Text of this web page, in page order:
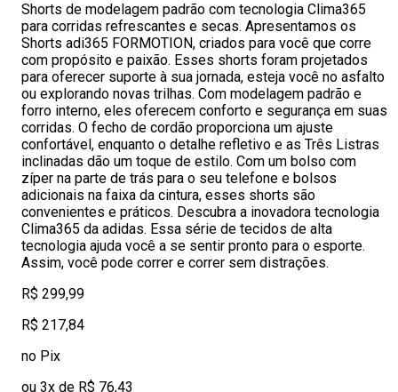
Shorts de modelagem padrão com tecnologia Clima365
para corridas refrescantes e secas. Apresentamos os
Shorts adi365 FORMOTION, criados para você que corre
com propósito e paixão. Esses shorts foram projetados
para oferecer suporte à sua jornada, esteja você no asfalto
ou explorando novas trilhas. Com modelagem padrão e
forro interno, eles oferecem conforto e segurança em suas
corridas. O fecho de cordão proporciona um ajuste
confortável, enquanto o detalhe refletivo e as Três Listras
inclinadas dão um toque de estilo. Com um bolso com
zíper na parte de trás para o seu telefone e bolsos
adicionais na faixa da cintura, esses shorts são
convenientes e práticos. Descubra a inovadora tecnologia
Clima365 da adidas. Essa série de tecidos de alta
tecnologia ajuda você a se sentir pronto para o esporte.
Assim, você pode correr e correr sem distrações.
R$ 299,99
R$ 217,84
no Pix
ou 3x de R$ 76,43